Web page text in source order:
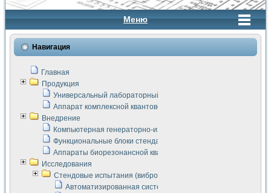
Меню
Навигация
Главная
Продукция
Универсальный лабораторный стенд "Сигнал-USB"
Аппарат комплексной квантовой терапии Интроскан
Внедрение
Компьютерная генераторно-измерительная система
Функциональные блоки стенда "Сигнал-USB"
Аппараты биорезонансной квантовой терапии серии СКАН
Исследования
Стендовые испытания (виброакустика, тензометрия и т.п.)
Автоматизированная система измерения параметров